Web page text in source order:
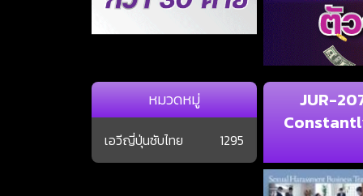
JUR-
หมวดหมู่
เอวีญี่ปุ่นซับไทย 1295